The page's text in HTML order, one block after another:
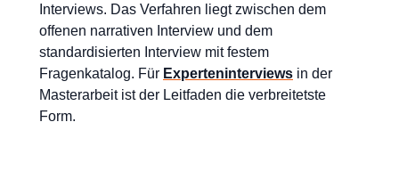
Interviews. Das Verfahren liegt zwischen dem
offenen narrativen Interview und dem
standardisierten Interview mit festem
Fragenkatalog. Für Experteninterviews in der
Masterarbeit ist der Leitfaden die verbreitetste
Form.